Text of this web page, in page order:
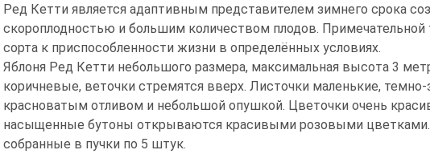
Ред Кетти является адаптивным представителем зимнего срока
скороплодностью и большим количеством плодов. Примечательной
сорта к приспособленности жизни в определённых условиях.
Яблоня Ред Кетти небольшого размера, максимальная высота 3
коричневые, веточки стремятся вверх. Листочки маленькие, темно-
красноватым отливом и небольшой опушкой. Цветочки очень
насыщенные бутоны открываются красивыми розовыми
собранные в пучки по 5 штук.